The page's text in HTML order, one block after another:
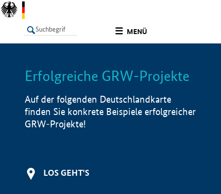
MENÜ
LISTE Info
Erfolgreiche GRW-Projekte
Auf der folgenden Deutschlandkarte
finden Sie konkrete Beispiele erfolgreicher
GRW-Projekte!
LOS GEHT'S